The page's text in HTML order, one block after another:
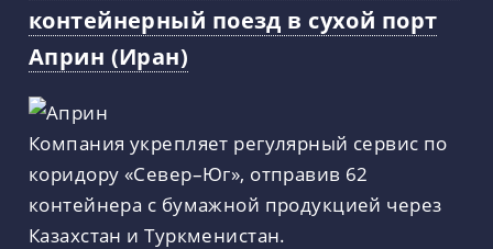
контейнерный поезд в сухой порт
Априн (Иран)
Компания укрепляет регулярный сервис по
коридору «Север–Юг», отправив 62
контейнера с бумажной продукцией через
Казахстан и Туркменистан.